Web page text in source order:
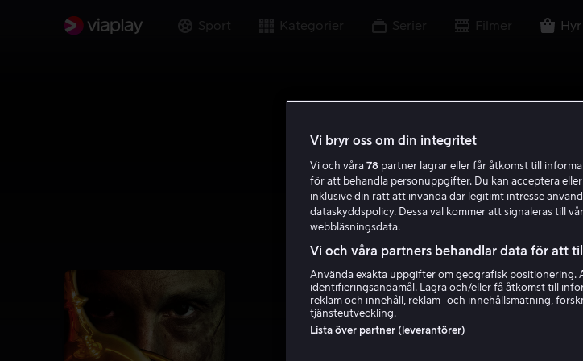
Sport Kategorier Serier Filmer
Vi bryr oss om din integritet
Vi och våra 78 partner lagrar eller får åtkomst till
för att behandla personuppgifter. Du kan acceptera
inklusive din rätt att invända där legitimt intresse
dataskyddspolicy. Dessa val kommer att signaleras till
webbläsningsdata.
Vi och våra partners behandlar data för att
Använda exakta uppgifter om geografisk positionering.
identifieringsändamål. Lagra och/eller få åtkomst till
reklam och innehåll, reklam- och innehållsmätning,
tjänsteutveckling.
Lista över partner (leverantörer)